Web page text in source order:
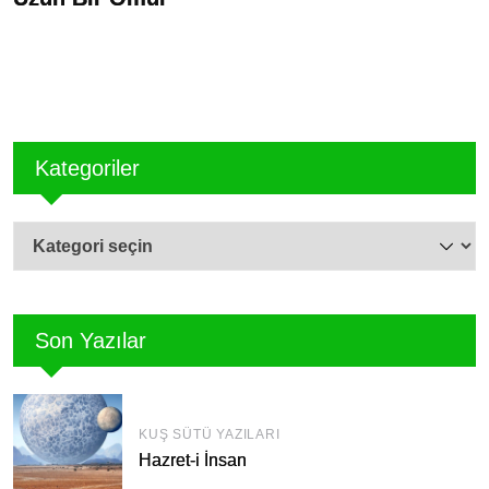
Kategoriler
Kategoriler
Son Yazılar
KUŞ SÜTÜ YAZILARI
Hazret-i İnsan